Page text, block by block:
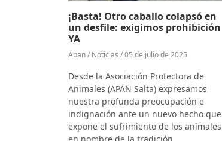
¡Basta! Otro caballo colapsó en
un desfile: exigimos prohibición
YA
Apan / Noticias / 05 de julio de 2025
Desde la Asociación Protectora de
Animales (APAN Salta) expresamos
nuestra profunda preocupación e
indignación ante un nuevo hecho que
expone el sufrimiento de los animales
en nombre de la tradición.